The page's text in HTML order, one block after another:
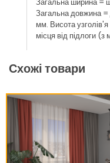
Загальна довжина
мм. Висота
місця від підлоги
Схожі товари